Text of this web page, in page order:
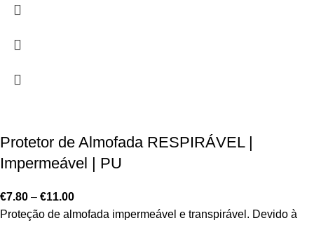
Protetor de Almofada RESPIRÁVEL |
Impermeável | PU
€7.80 – €11.00
Proteção de almofada impermeável e transpirável. Devido à